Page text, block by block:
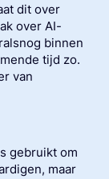
dit over
over AI-
binnen
tijd zo.
van
gebruikt om
maar